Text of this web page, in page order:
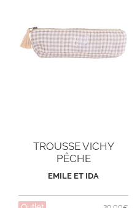
TROUSSE VICHY
PÊCHE
EMILE ET IDA